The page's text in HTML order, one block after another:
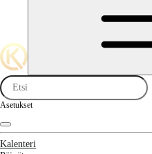
Asetukset
Kalenteri